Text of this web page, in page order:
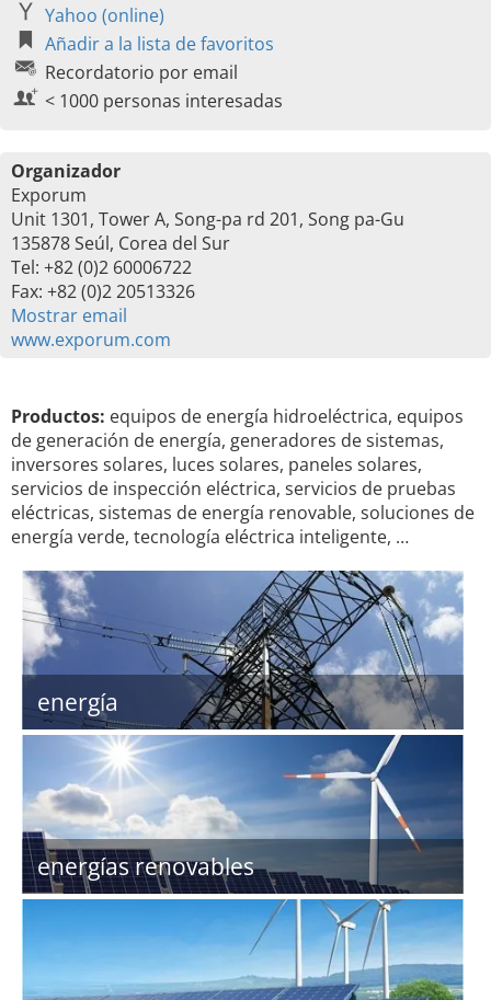
Yahoo (online)
Añadir a la lista de favoritos
Recordatorio por email
< 1000 personas interesadas
Organizador
Exporum
Unit 1301, Tower A, Song-pa rd 201, Song pa-Gu
135878 Seúl, Corea del Sur
Tel: +82 (0)2 60006722
Fax: +82 (0)2 20513326
Mostrar email
www.exporum.com
Productos: equipos de energía hidroeléctrica, equipos
de generación de energía, generadores de sistemas,
inversores solares, luces solares, paneles solares,
servicios de inspección eléctrica, servicios de pruebas
eléctricas, sistemas de energía renovable, soluciones de
energía verde, tecnología eléctrica inteligente, …
energía
energías renovables